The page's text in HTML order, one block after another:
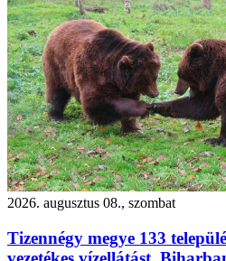
2026. augusztus 08., szombat
Tizennégy megye 133